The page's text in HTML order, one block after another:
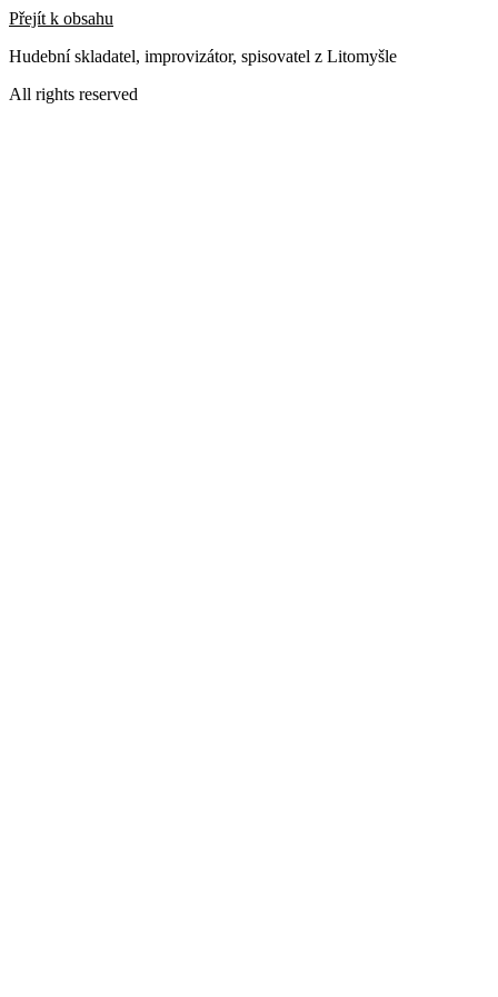
Přejít k obsahu
Hudební skladatel, improvizátor, spisovatel z Litomyšle
All rights reserved